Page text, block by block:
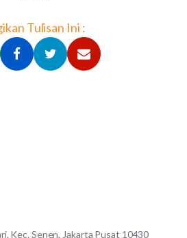
Tulisan Ini :
Kec. Senen, Jakarta Pusat 10430